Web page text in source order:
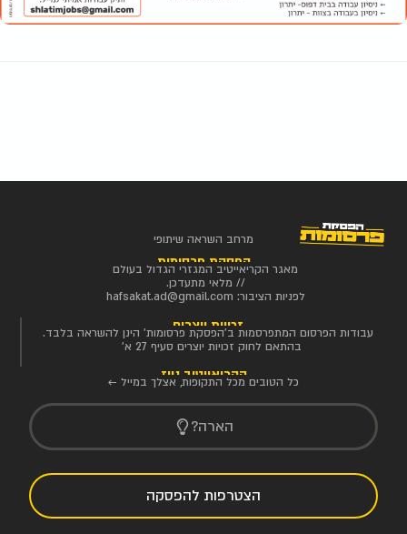
מרחב השראה שיתופי
הפסקת פרסומות
מאגר הקריאייטיב המגזרי הגדול בעולם
// מלאי מתעדכן.
לפניות הציבור: hafsakat.ad@gmail.com
זכויות יוצרים
עבודות הפרסום המתפרסמות ב'הפסקת פרסומות' הינן להשראה בלבד.
בהתאם לחוק זכויות יוצרים סעיף 27 א'
הקריאייטיב ניוז
כל הטובים מכל התקופות, אצלך במייל ←
הארה?
הצטרפות להפסקה